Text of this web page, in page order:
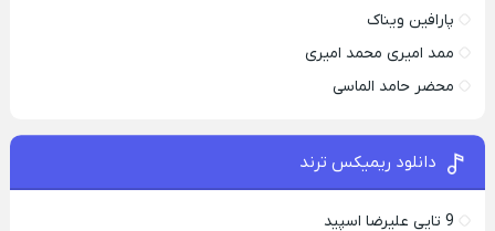
پارافين ویناک
ممد امیری محمد امیری
محضر حامد الماسی
دانلود ریمیکس ترند
9 تایی علیرضا اسپید